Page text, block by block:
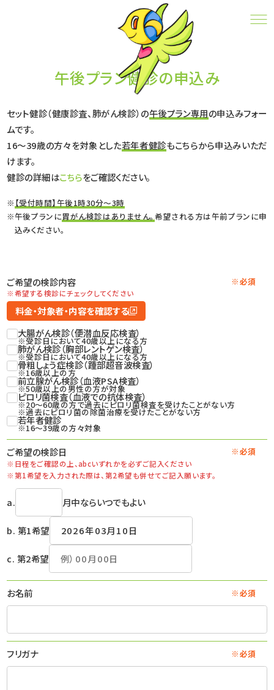
午後プラン健診の申込み
CONTACT
午後プラン健診の申込み
セット健診（健康診査、肺がん検診）の午後プラン専用の申込みフォー
ムです。
16～39歳の方々を対象とした若年者健診もこちらから申込みいただ
けます。
健診の詳細はこちらをご確認ください。
【受付時間】午後1時30分～3時
午後プランに胃がん検診はありません。 希望される方は午前プランに申
込みください。
ご希望の検診内容 ※必須
※希望する検診にチェックしてください
料金・対象者・内容を確認する
大腸がん検診（便潜血反応検査）
※受診日において40歳以上になる方
肺がん検診（胸部レントゲン検査）
※受診日において40歳以上になる方
骨粗しょう症検診（踵部超音波検査）
※16歳以上の方
前立腺がん検診（血液PSA検査）
※50歳以上の男性の方が対象
ピロリ菌検査（血液での抗体検査）
※20～60歳の方で過去にピロリ菌検査を受けたことがない方
※過去にピロリ菌の除菌治療を受けたことがない方
若年者健診
※16～39歳の方々対象
ご希望の検診日 ※必須
※日程をご確認の上、abcいずれかを必ずご記入ください
※第1希望を入力された際は、 第2希望も併せてご記入願います。
a. 月中ならいつでもよい
b. 第1希望
c. 第2希望
お名前 ※必須
フリガナ ※必須